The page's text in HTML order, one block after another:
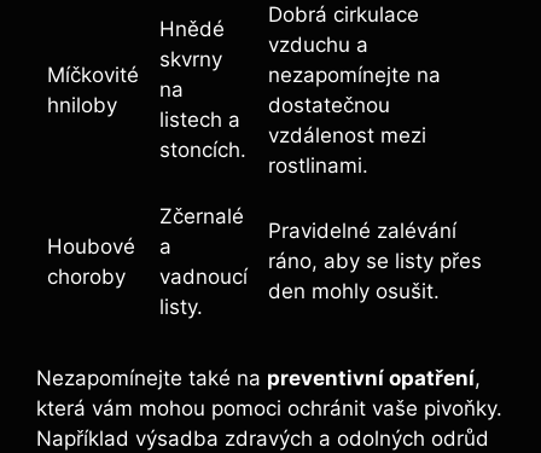
Míčkovité
hniloby
Hnědé
skvrny ​
na
listech a
stoncích.
Dobrá ​cirkulace ​
vzduchu a
nezapomínejte ⁤na
dostatečnou
vzdálenost mezi
rostlinami.
Houbové‌
choroby
Zčernalé
a
vadnoucí
listy.
Pravidelné zalévání
ráno, aby se listy⁤ přes
den mohly osušit.
Nezapomínejte také⁢ na preventivní ⁤opatření,
která ‌vám mohou ⁤pomoci ochránit vaše pivoňky.
​Například výsadba zdravých a odolných odrůd